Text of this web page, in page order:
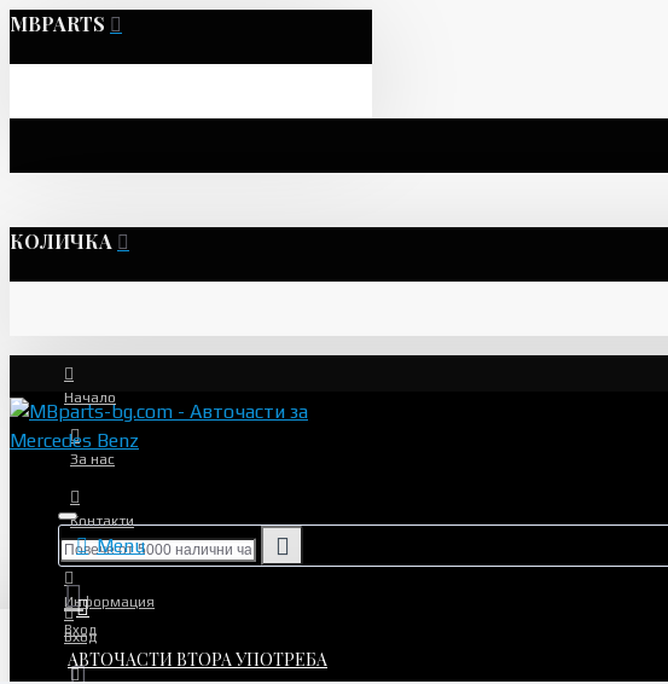
MBPARTS
КОЛИЧКА
Начало
За нас
Контакти
Информация
Вход
Menu
АВТОЧАСТИ ВТОРА УПОТРЕБА
Вход